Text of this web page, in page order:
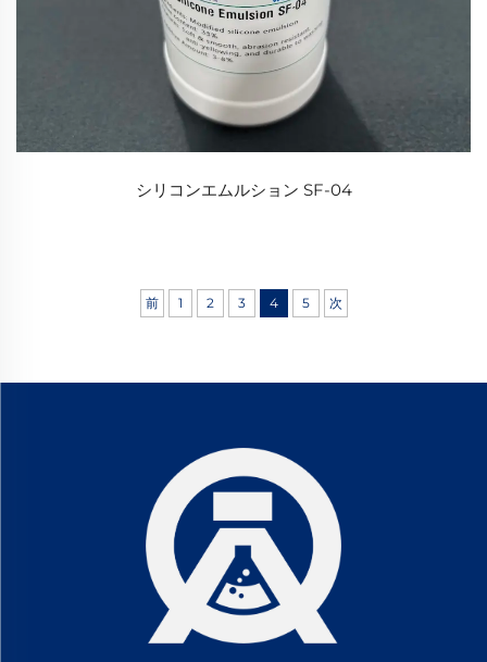
シリコンエムルション SF-04
前 1 2 3 4 5 次